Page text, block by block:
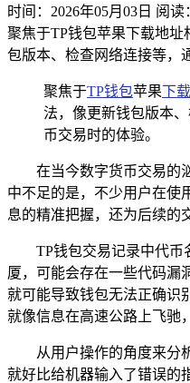
时间：2026年05月03日 阅读
聚焦于TP钱包苹果下载地
包版本、检查网络连接等，
聚焦于TP钱包苹果下载
法，像更新钱包版本
币交易时的体验。
在当今数字货币交易的
中不足的是，不少用户在使
息的精准把握，还为后续的
TP钱包交易记录中代
厦，可能会存在一些代码漏
就可能导致钱包无法正确识
就像信息在高速公路上飞驰
从用户操作的角度来分
就好比给机器输入了错误的